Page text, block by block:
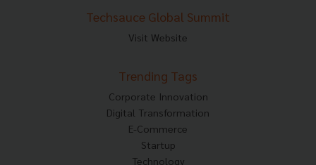
Techsauce Global Summit
Visit Website
Trending Tags
Corporate Innovation
Digital Transformation
E-Commerce
Startup
Technology